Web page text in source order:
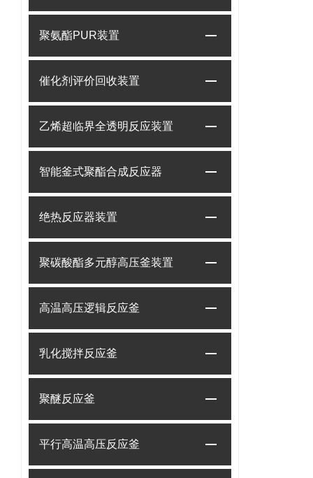
聚氨酯PUR装置
催化剂评价回收装置
乙烯超临界全透明反应装置
智能釜式聚酯合成反应器
绝热反应器装置
聚碳酸酯多元醇高压釜装置
高温高压逻辑反应釜
乳化搅拌反应釜
聚醚反应釜
平行高温高压反应釜